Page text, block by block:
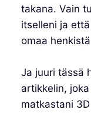
takana. Vain
itselleni ja
omaa
Ja juuri tässä
artikkelin,
matkastani